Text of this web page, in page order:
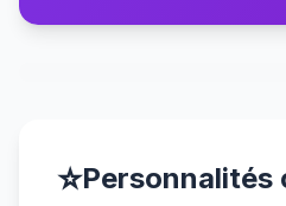
⭐Personnalités